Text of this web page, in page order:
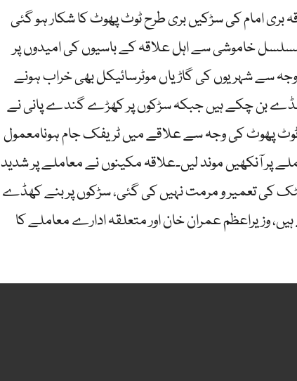
امام کی سڑکیں بری طرح ٹوٹ پھوٹ کا شکار ہو گئی
خاموشی سے اہل علاقہ کے باسیوں کی امیدوں پر
سے شہریوں کی گاڑیاں موٹرسائیکل بھی خراب ہونے
بن چکے ہیں جبکہ سڑکوں پر کھڑے گندے پانی نے
ٹوٹ پھوٹ کی وجہ سے علاقے میں ٹریفک جام ہونامعمول
پر آنکھیں موند لیں۔علاقہ مکینوں نے معاملے پر شدید
کی تعمیر و مرمت نہیں کی گئی، سڑکوں پر بنے کھڈے
وزیراعظم عمران خان اور متعلقہ ادارے معاملے کا